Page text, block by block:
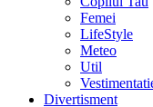
Femei
LifeStyle
Meteo
Util
Divertisment